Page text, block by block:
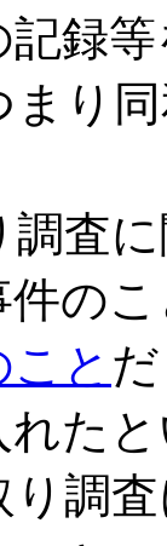
録
り
調査
の
と
た
り調